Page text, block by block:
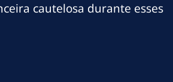
cautelosa durante esses